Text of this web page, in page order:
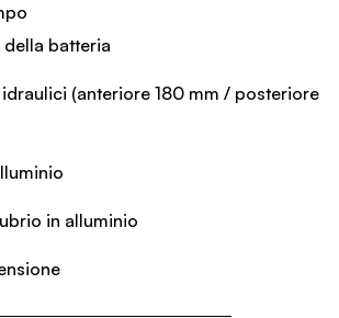
batteria
(anteriore 180 mm / posteriore
in alluminio